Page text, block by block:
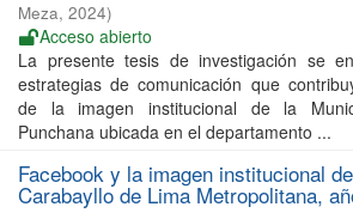
Meza, 2024)
Acceso abierto
La presente tesis de investigación se
estrategias de comunicación que
de la imagen institucional de la
Punchana ubicada en el departamento ...
Facebook y la imagen institucional
Carabayllo de Lima Metropolitana,